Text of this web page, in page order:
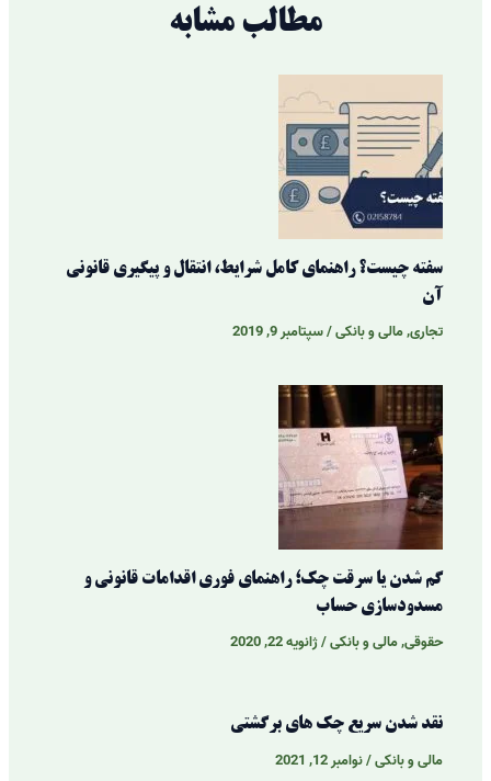
مطالب مشابه
سفته چیست؟ راهنمای کامل شرایط، انتقال و پیگیری قانونی
آن
تجاری,مالی و بانکی/سپتامبر 9, 2019
گم شدن یا سرقت چک؛ راهنمای فوری اقدامات قانونی و
مسدودسازی حساب
حقوقی,مالی و بانکی/ژانویه 22, 2020
نقد شدن سریع چک های برگشتی
مالی و بانکی/نوامبر 12, 2021